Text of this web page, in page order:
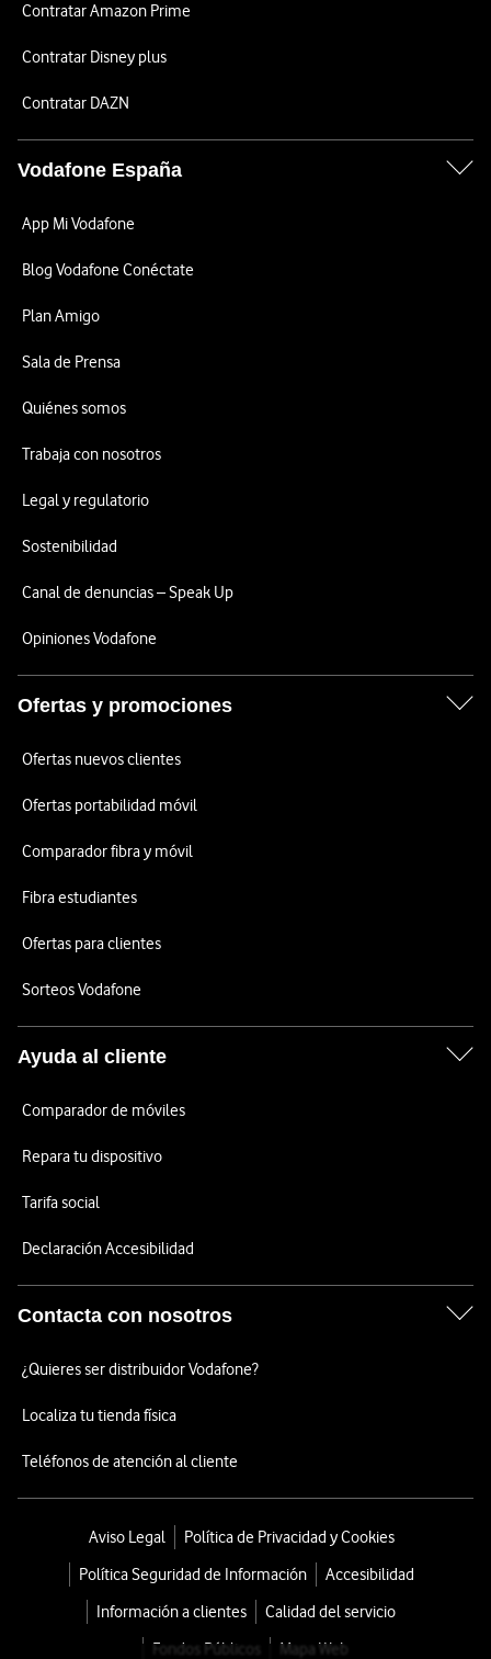
Contratar Amazon Prime
Contratar Disney plus
Contratar DAZN
Vodafone España
App Mi Vodafone
Blog Vodafone Conéctate
Plan Amigo
Sala de Prensa
Quiénes somos
Trabaja con nosotros
Legal y regulatorio
Sostenibilidad
Canal de denuncias – Speak Up
Opiniones Vodafone
Ofertas y promociones
Ofertas nuevos clientes
Ofertas portabilidad móvil
Comparador fibra y móvil
Fibra estudiantes
Ofertas para clientes
Sorteos Vodafone
Ayuda al cliente
Comparador de móviles
Repara tu dispositivo
Tarifa social
Declaración Accesibilidad
Contacta con nosotros
¿Quieres ser distribuidor Vodafone?
Localiza tu tienda física
Teléfonos de atención al cliente
Aviso Legal
Política de Privacidad y Cookies
Política Seguridad de Información
Accesibilidad
Información a clientes
Calidad del servicio
Fondos Públicos
Mapa Web